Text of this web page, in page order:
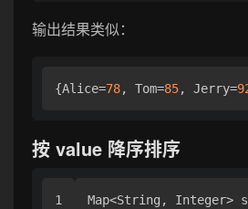
输出结果类似：
{Alice=78, Tom=85, Jerry=
按 value 降序排序
1
Map<String, Integer>